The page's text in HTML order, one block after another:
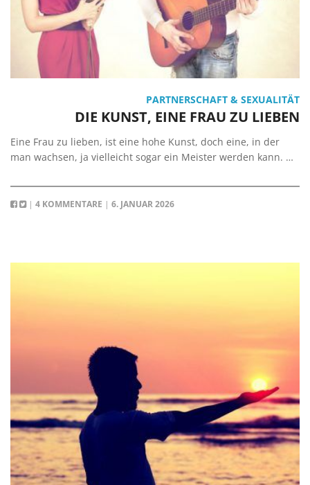
PARTNERSCHAFT & SEXUALITÄT
DIE KUNST, EINE FRAU ZU LIEBEN
Eine Frau zu lieben, ist eine hohe Kunst, doch eine, in der
man wachsen, ja vielleicht sogar ein Meister werden kann. …
| 4 KOMMENTARE | 6. JANUAR 2026